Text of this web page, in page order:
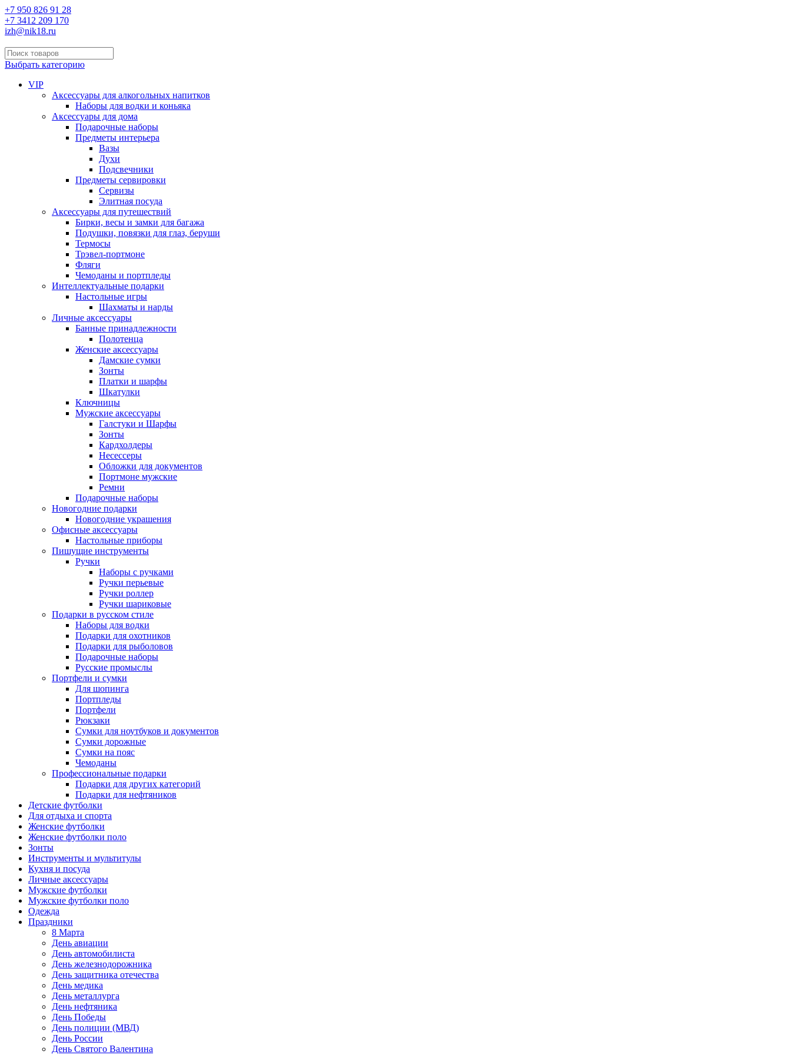
+7 950 826 91 28
+7 3412 209 170
izh@nik18.ru
Выбрать категорию
VIP
Аксессуары для алкогольных напитков
Наборы для водки и коньяка
Аксессуары для дома
Подарочные наборы
Предметы интерьера
Вазы
Духи
Подсвечники
Предметы сервировки
Сервизы
Элитная посуда
Аксессуары для путешествий
Бирки, весы и замки для багажа
Подушки, повязки для глаз, беруши
Термосы
Трэвел-портмоне
Фляги
Чемоданы и портпледы
Интеллектуальные подарки
Настольные игры
Шахматы и нарды
Личные аксессуары
Банные принадлежности
Полотенца
Женские аксессуары
Дамские сумки
Зонты
Платки и шарфы
Шкатулки
Ключницы
Мужские аксессуары
Галстуки и Шарфы
Зонты
Кардхолдеры
Несессеры
Обложки для документов
Портмоне мужские
Ремни
Подарочные наборы
Новогодние подарки
Новогодние украшения
Офисные аксессуары
Настольные приборы
Пишущие инструменты
Ручки
Наборы с ручками
Ручки перьевые
Ручки роллер
Ручки шариковые
Подарки в русском стиле
Наборы для водки
Подарки для охотников
Подарки для рыболовов
Подарочные наборы
Русские промыслы
Портфели и сумки
Для шопинга
Портпледы
Портфели
Рюкзаки
Сумки для ноутбуков и документов
Сумки дорожные
Сумки на пояс
Чемоданы
Профессиональные подарки
Подарки для других категорий
Подарки для нефтяников
Детские футболки
Для отдыха и спорта
Женские футболки
Женские футболки поло
Зонты
Инструменты и мультитулы
Кухня и посуда
Личные аксессуары
Мужские футболки
Мужские футболки поло
Одежда
Праздники
8 Марта
День авиации
День автомобилиста
День железнодорожника
День защитника отечества
День медика
День металлурга
День нефтяника
День Победы
День полиции (МВД)
День России
День Святого Валентина